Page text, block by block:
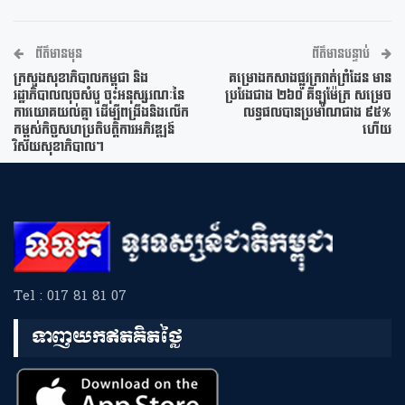
ព័ត៌មានមុន
ក្រសួងសុខាភិបាលកម្ពុជា និង
រដ្ឋាភិបាលលុចសំបួ ចុះអនុស្សរណៈនៃ
ការយោគយល់គ្នា ដើម្បីពង្រឹងនិងលើក
កម្ពស់កិច្ចសហប្រតិបត្តិការអភិវឌ្ឍន៍
វិស័យសុខាភិបាល។
ព័ត៌មានបន្ទាប់
គម្រោងកសាងផ្លូវក្រវាត់ព្រំដែន មាន
ប្រវែងជាង ២៦០ គីឡូម៉ែត្រ សម្រេច
លទ្ធផលបានប្រមាណជាង ៩៥%
ហើយ
Tel : 017 81 81 07
ទាញយកឥតគិតថ្លៃ